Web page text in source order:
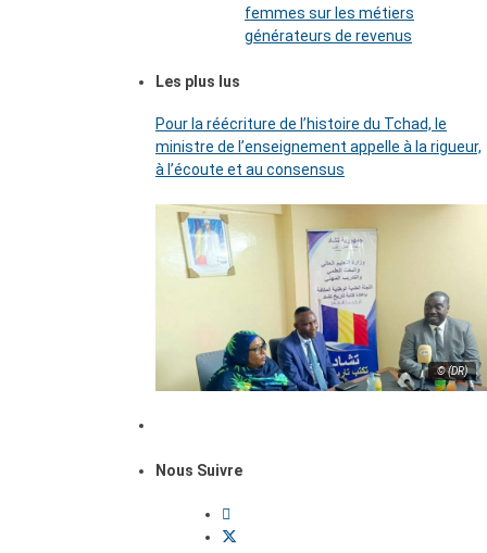
femmes sur les métiers
générateurs de revenus
Les plus lus
Pour la réécriture de l’histoire du Tchad, le
ministre de l’enseignement appelle à la rigueur,
à l’écoute et au consensus
© (DR)
Nous Suivre